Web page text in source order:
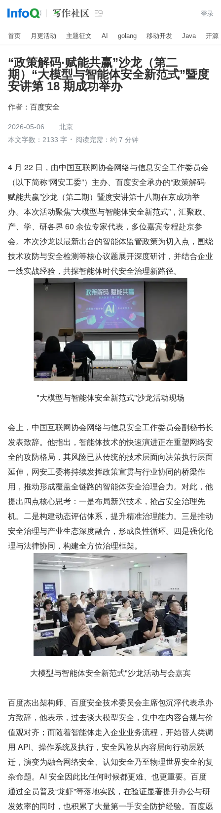
 登录
首页 月更活动 主题征文 AI golang 移动开发 Java 开源
“政策解码·赋能共赢”沙龙（第二
期）“大模型与智能体安全新范式”暨度
安讲第 18 期成功举办
作者： 百度安全
2026-05-06
北京
本文字数：2133 字
阅读完需：约 7 分钟
4 月 22 日，由中国互联网协会网络与信息安全工作委员会
（以下简称“网安工委”）主办、百度安全承办的“政策解码·
赋能共赢”沙龙（第二期）暨度安讲第十八期在京成功举
办。本次活动聚焦“大模型与智能体安全新范式”，汇聚政、
产、学、研各界 60 余位专家代表，多位嘉宾专程赴京参
会。本次沙龙以最新出台的智能体监管政策为切入点，围绕
技术攻防与安全检测等核心议题展开深度研讨，并结合企业
一线实战经验，共探智能体时代安全治理新路径。
"大模型与智能体安全新范式"沙龙活动现场
会上，中国互联网协会网络与信息安全工作委员会副秘书长
发表致辞。他指出，智能体技术的快速演进正在重塑网络安
全的攻防格局，其风险已从传统的技术层面向决策执行层面
延伸，网安工委将持续发挥政策宣贯与行业协同的桥梁作
用，推动形成覆盖全链路的智能体安全治理合力。对此，他
提出四点核心思考：一是布局新兴技术，抢占安全治理先
机。二是构建动态评估体系，提升精准治理能力。三是推动
安全治理与产业生态深度融合，形成良性循环。四是强化伦
理与法律协同，构建全方位治理框架。
大模型与智能体安全新范式"沙龙活动与会嘉宾
百度杰出架构师、百度安全技术委员会主席包沉浮代表承办
方致辞，他表示，过去谈大模型安全，集中在内容合规与价
值观对齐；而随着智能体走入企业业务流程，开始替人类调
用 API、操作系统及执行，安全风险从内容层向行动层跃
迁，演变为融合网络安全、认知安全乃至物理世界安全的复
杂命题。AI 安全因此比任何时候都更难、也更重要。百度
通过全员普及“龙虾”等落地实践，在验证显著提升办公与研
发效率的同时，也积累了大量第一手安全防护经验。百度愿